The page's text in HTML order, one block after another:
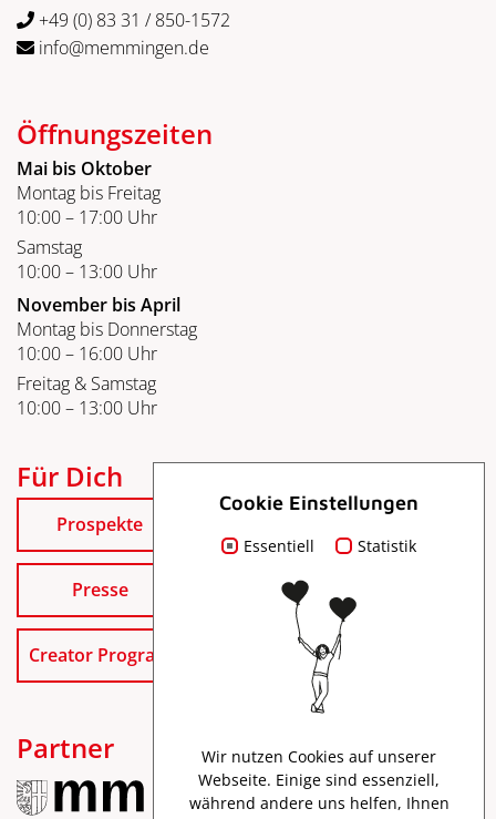
+49 (0) 83 31 / 850-1572
info@memmingen.de
Öffnungszeiten
Mai bis Oktober
Montag bis Freitag
10:00 – 17:00 Uhr
Samstag
10:00 – 13:00 Uhr
November bis April
Montag bis Donnerstag
10:00 – 16:00 Uhr
Freitag & Samstag
10:00 – 13:00 Uhr
Für Dich
Prospekte
Presse
Creator Program
Partner
Cookie Einstellungen
Essentiell Statistik
Wir nutzen Cookies auf unserer
Webseite. Einige sind essenziell,
während andere uns helfen, Ihnen